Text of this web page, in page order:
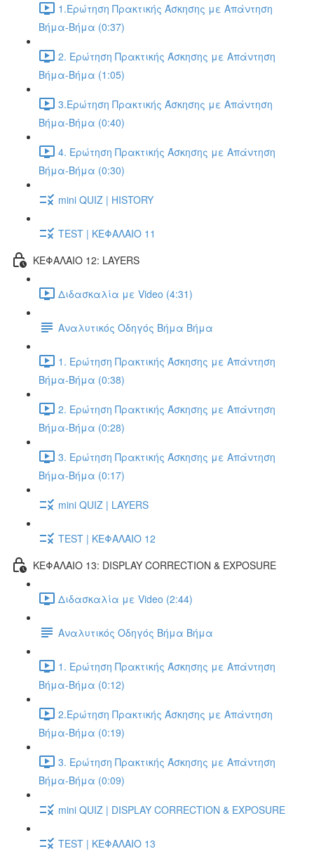
1.Ερώτηση Πρακτικής Άσκησης με Απάντηση
Βήμα-Βήμα (0:37)
2. Ερώτηση Πρακτικής Άσκησης με Απάντηση
Βήμα-Βήμα (1:05)
3.Ερώτηση Πρακτικής Άσκησης με Απάντηση
Βήμα-Βήμα (0:40)
4. Ερώτηση Πρακτικής Άσκησης με Απάντηση
Βήμα-Βήμα (0:30)
mini QUIZ | HISTORY
TEST | ΚΕΦΑΛΑΙΟ 11
ΚΕΦΑΛΑΙΟ 12: LAYERS
Διδασκαλία με Video (4:31)
Αναλυτικός Οδηγός Βήμα Βήμα
1. Ερώτηση Πρακτικής Άσκησης με Απάντηση
Βήμα-Βήμα (0:38)
2. Ερώτηση Πρακτικής Άσκησης με Απάντηση
Βήμα-Βήμα (0:28)
3. Ερώτηση Πρακτικής Άσκησης με Απάντηση
Βήμα-Βήμα (0:17)
mini QUIZ | LAYERS
TEST | ΚΕΦΑΛΑΙΟ 12
ΚΕΦΑΛΑΙΟ 13: DISPLAY CORRECTION & EXPOSURE
Διδασκαλία με Video (2:44)
Αναλυτικός Οδηγός Βήμα Βήμα
1. Ερώτηση Πρακτικής Άσκησης με Απάντηση
Βήμα-Βήμα (0:12)
2.Ερώτηση Πρακτικής Άσκησης με Απάντηση
Βήμα-Βήμα (0:19)
3. Ερώτηση Πρακτικής Άσκησης με Απάντηση
Βήμα-Βήμα (0:09)
mini QUIZ | DISPLAY CORRECTION & EXPOSURE
TEST | ΚΕΦΑΛΑΙΟ 13